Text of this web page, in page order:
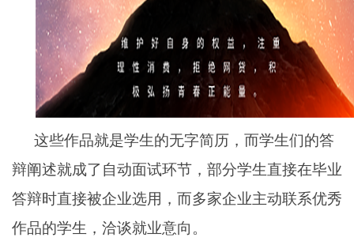
这些作品就是学生的无字简历，而学生们的答
辩阐述就成了自动面试环节，部分学生直接在毕业
答辩时直接被企业选用，而多家企业主动联系优秀
作品的学生，洽谈就业意向。